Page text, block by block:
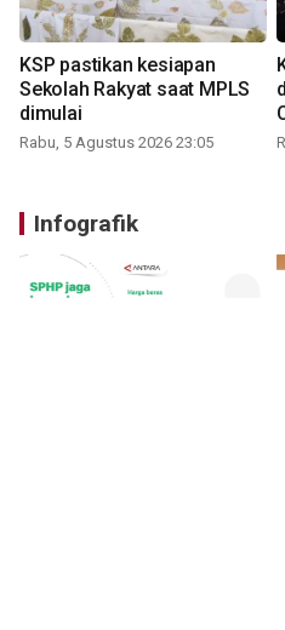
KSP pastikan kesiapan
Sekolah Rakyat saat MPLS
dimulai
Rabu, 5 Agustus 2026 23:05
Infografik